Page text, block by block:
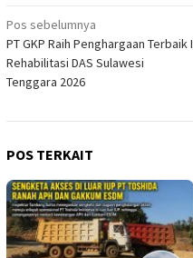
Navigasi
pos
Pos sebelumnya
PT GKP Raih Penghargaan Terbaik I
Rehabilitasi DAS Sulawesi
Tenggara 2026
POS TERKAIT